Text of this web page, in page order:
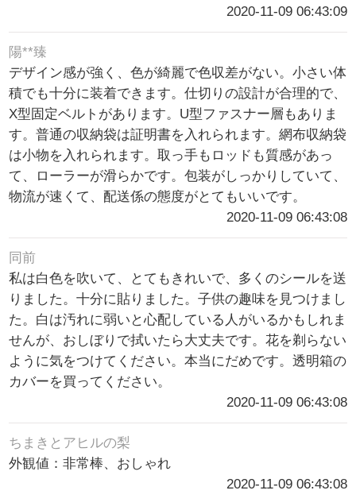
2020-11-09 06:43:09
陽**臻
デザイン感が強く、色が綺麗で色収差がない。小さい体
積でも十分に装着できます。仕切りの設計が合理的で、
X型固定ベルトがあります。U型ファスナー層もありま
す。普通の収納袋は証明書を入れられます。網布収納袋
は小物を入れられます。取っ手もロッドも質感があっ
て、ローラーが滑らかです。包装がしっかりしていて、
物流が速くて、配送係の態度がとてもいいです。
2020-11-09 06:43:08
同前
私は白色を吹いて、とてもきれいで、多くのシールを送
りました。十分に貼りました。子供の趣味を見つけまし
た。白は汚れに弱いと心配している人がいるかもしれま
せんが、おしぼりで拭いたら大丈夫です。花を剃らない
ように気をつけてください。本当にだめです。透明箱の
カバーを買ってください。
2020-11-09 06:43:08
ちまきとアヒルの梨
外観値：非常棒、おしゃれ
2020-11-09 06:43:08